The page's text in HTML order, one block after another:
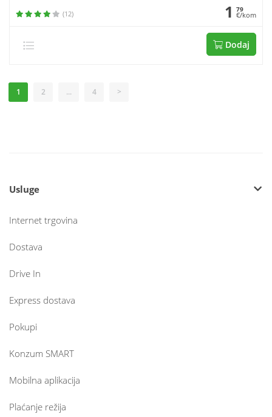
(12) 1 79
€/kom
Dodaj
1 2 ... 4 >
Usluge
Internet trgovina
Dostava
Drive In
Express dostava
Pokupi
Konzum SMART
Mobilna aplikacija
Plaćanje režija